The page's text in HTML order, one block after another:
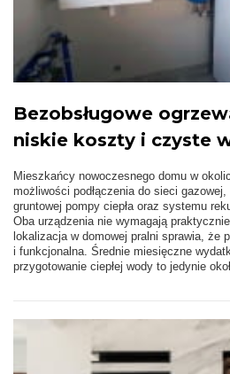
Bezobsługowe
niskie koszty i czyste
Mieszkańcy nowoczesnego domu w
możliwości podłączenia do sieci
gruntowej pompy ciepła oraz systemu
Oba urządzenia nie wymagają
lokalizacja w domowej pralni sprawia, że
i funkcjonalna. Średnie miesięczne
przygotowanie ciepłej wody to jedynie